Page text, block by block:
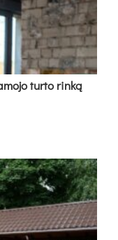
turto rinką